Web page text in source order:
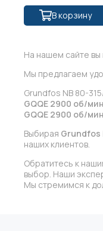
В корзину
На нашем сайте
Мы предлагаем
Grundfos NB 80-
GQQE 2900 об/мин
GQQE 2900 об/мин
Выбирая Grundfos
наших клиентов.
Обратитесь к
выбор. Наши
Мы стремимся к